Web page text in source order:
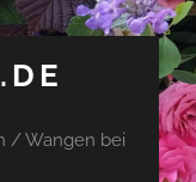
/ Wangen bei